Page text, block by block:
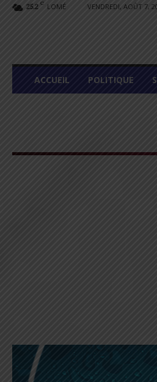
25.2 C LOMÉ VENDREDI, AOÛT 7,
L
M
ACCUEIL POLITIQUE